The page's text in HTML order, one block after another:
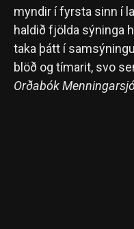
myndir í fyrsta sinn í
haldið fjölda sýninga
taka þátt í
blöð og tímarit, svo
Orðabók